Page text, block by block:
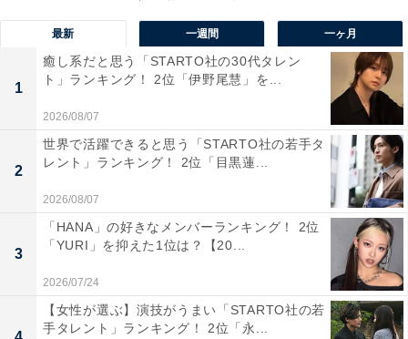
1位：ディーン・フジオカ
最新 一週間 一ヶ月
1
癒し系だと思う「STARTO社の30代タレン
ト」ランキング！ 2位「伊野尾慧」を...
2026/08/07
2
世界で活躍できると思う「STARTO社の若手タ
レント」ランキング！ 2位「目黒蓮...
2026/08/07
3
「HANA」の好きなメンバーランキング！ 2位
「YURI」を抑えた1位は？【20...
2026/07/24
【女性が選ぶ】演技がうまい「STARTO社の若
手タレント」ランキング！ 2位「永...